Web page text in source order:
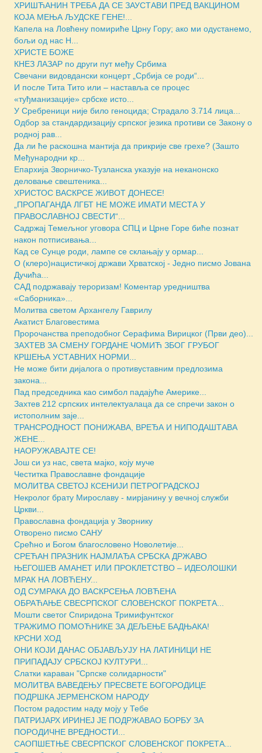
ХРИШЋАНИН ТРЕБА ДА СЕ ЗАУСТАВИ ПРЕД ВАКЦИНОМ
КОЈА МЕЊА ЉУДСКЕ ГЕНЕ!...
Капела на Ловћену помириће Црну Гору; ако ми одустанемо,
бољи од нас Н...
ХРИСТЕ БОЖЕ
КНЕЗ ЛАЗАР по други пут међу Србима
Свечани видовдански концерт „Србија се роди“...
И после Тита Тито или – наставља се процес
«туђманизације» србске исто...
У Сребреници није било геноцида; Страдало 3.714 лица...
Одбор за стандардизацију српског језика противи се Закону о
родној рав...
Да ли ће раскошна мантија да прикрије све грехе? (Зашто
Међународни кр...
Епархија Зворничко-Тузланска указује на неканонско
деловање свештеника...
ХРИСТОС ВАСКРСЕ ЖИВОТ ДОНЕСЕ!
„ПРОПАГАНДА ЛГБТ НЕ МОЖЕ ИМАТИ МЕСТА У
ПРАВОСЛАВНОЈ СВЕСТИ“...
Садржај Темељног уговора СПЦ и Црне Горе биће познат
након потписивања...
Кад се Сунце роди, лампе се склањају у ормар...
О (клеро)нацистичкој држави Хрватској - Једно писмо Јована
Дучића...
САД подржавају тероризам! Коментар уредништва
«Саборника»...
Молитва светом Архангелу Гаврилу
Акатист Благовестима
Пророчанства преподобног Серафима Вирицког (Први део)...
ЗАХТЕВ ЗА СМЕНУ ГОРДАНЕ ЧОМИЋ ЗБОГ ГРУБОГ
КРШЕЊА УСТАВНИХ НОРМИ...
Не може бити дијалога о противуставним предлозима
закона...
Пад председника као симбол падајуће Америке...
Захтев 212 српских интелектуалаца да се спречи закон о
истополним заје...
ТРАНСРОДНОСТ ПОНИЖАВА, ВРЕЂА И НИПОДАШТАВА
ЖЕНЕ...
НАОРУЖАВАЈТЕ СЕ!
Још си уз нас, света мајко, коју муче
Честитка Православне фондације
МОЛИТВА СВЕТОЈ КСЕНИЈИ ПЕТРОГРАДСКОЈ
Некролог брату Мирославу - мирјанину у вечној служби
Цркви...
Православна фондација у Зворнику
Отворено писмо САНУ
Срећно и Богом благословено Новолетије...
СРЕЋАН ПРАЗНИК НАЈМЛАЂА СРБСКА ДРЖАВО
ЊЕГОШЕВ АМАНЕТ ИЛИ ПРОКЛЕТСТВО – ИДЕОЛОШКИ
МРАК НА ЛОВЋЕНУ...
ОД СУМРАКА ДО ВАСКРСЕЊА ЛОВЋЕНА
ОБРАЋАЊЕ СВЕСРПСКОГ СЛОВЕНСКОГ ПОКРЕТА...
Мошти светог Спиридона Тримифунтског
ТРАЖИМО ПОМОЋНИКЕ ЗА ДЕЉЕЊЕ БАДЊАКА!
КРСНИ ХОД
ОНИ КОЈИ ДАНАС ОБЈАВЉУЈУ НА ЛАТИНИЦИ НЕ
ПРИПАДАЈУ СРБСКОЈ КУЛТУРИ...
Слатки караван "Српске солидарности"
МОЛИТВА ВАВЕДЕЊУ ПРЕСВЕТЕ БОГОРОДИЦЕ
ПОДРШКА ЈЕРМЕНСКОМ НАРОДУ
Постом радостим наду моју у Тебе
ПАТРИЈАРХ ИРИНЕЈ ЈЕ ПОДРЖАВАО БОРБУ ЗА
ПОРОДИЧНЕ ВРЕДНОСТИ...
САОПШЕТЊЕ СВЕСРПСКОГ СЛОВЕНСКОГ ПОКРЕТА...